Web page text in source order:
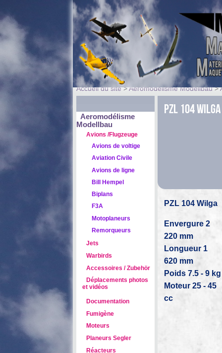
Accueil du site>Aeromodélisme Modellbau>
Aeromodélisme
Modellbau
Avions /Flugzeuge
Avions de voltige
Aviation Civile
Avions de ligne
Bill Hempel
Biplans
F3A
Motoplaneurs
Remorqueurs
Jets
Warbirds
Accessoires / Zubehör
Déplacements photos
et vidéos
Documentation
Fumigène
Moteurs
Planeurs Segler
Réacteurs
PZL 104 Wilga
PZL 104 Wilga
Envergure 2
220 mm
Longueur 1
620 mm
Poids 7.5 - 9 kg
Moteur 25 - 45
cc